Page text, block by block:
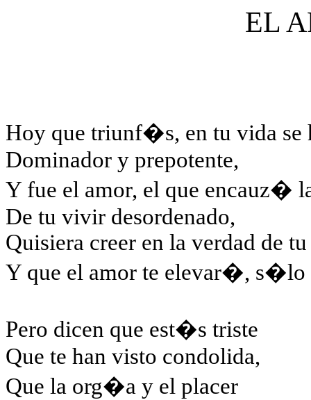
EL
Hoy que triunf�s, en tu vida se
Dominador y prepotente,
Y fue el amor, el que encauz�
De tu vivir desordenado,
Quisiera creer en la verdad de
Y que el amor te elevar�, s�lo
Pero dicen que est�s triste
Que te han visto condolida,
Que la org�a y el placer